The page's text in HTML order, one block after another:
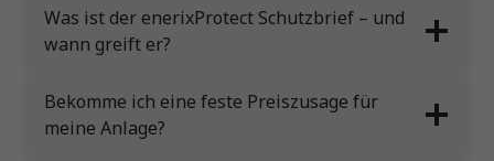
Was ist der enerixProtect Schutzbrief – und
wann greift er?
Bekomme ich eine feste Preiszusage für
meine Anlage?